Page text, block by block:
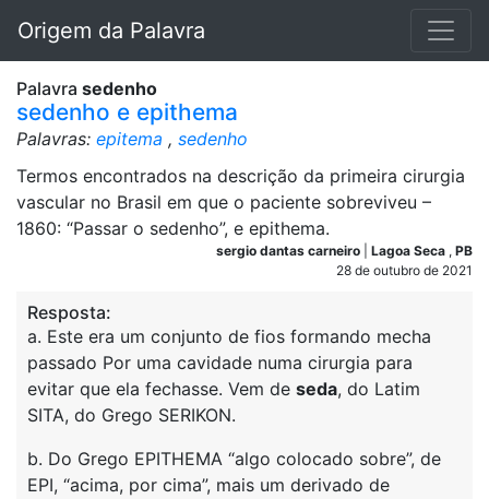
Origem da Palavra
Palavra sedenho
sedenho e epithema
Palavras: epitema , sedenho
Termos encontrados na descrição da primeira cirurgia
vascular no Brasil em que o paciente sobreviveu –
1860: “Passar o sedenho”, e epithema.
sergio dantas carneiro Lagoa Seca , PB
28 de outubro de 2021
Resposta:
a. Este era um conjunto de fios formando mecha
passado Por uma cavidade numa cirurgia para
evitar que ela fechasse. Vem de seda, do Latim
SITA, do Grego SERIKON.
b. Do Grego EPITHEMA “algo colocado sobre”, de
EPI, “acima, por cima”, mais um derivado de